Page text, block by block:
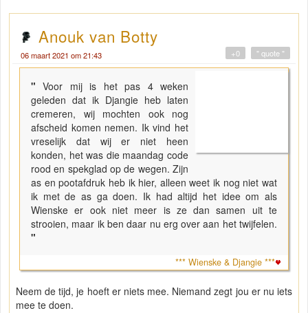
Anouk van Botty
06 maart 2021 om 21:43 " quote "
+0
"Voor mij is het pas 4 weken
geleden dat ik Djangie heb laten
cremeren, wij mochten ook nog
afscheid komen nemen. Ik vind het
vreselijk dat wij er niet heen
konden, het was die maandag code
rood en spekglad op de wegen. Zijn
as en pootafdruk heb ik hier, alleen weet ik nog niet wat
ik met de as ga doen. Ik had altijd het idee om als
Wienske er ook niet meer is ze dan samen uit te
strooien, maar ik ben daar nu erg over aan het twijfelen.
"
*** Wienske & Djangie ***
Neem de tijd, je hoeft er niets mee. Niemand zegt jou er nu iets
mee te doen.